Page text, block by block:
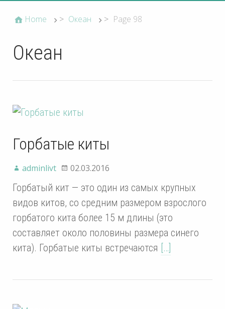
Home > Океан > Page 98
Океан
Горбатые киты
adminlivt 02.03.2016
Горбатый кит — это один из самых крупных
видов китов, со средним размером взрослого
горбатого кита более 15 м длины (это
составляет около половины размера синего
кита). Горбатые киты встречаются […]